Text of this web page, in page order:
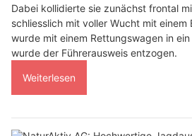
Dabei kollidierte sie zunächst frontal
schliesslich mit voller Wucht mit einem
wurde mit einem Rettungswagen in
wurde der Führerausweis entzogen.
Weiterlesen